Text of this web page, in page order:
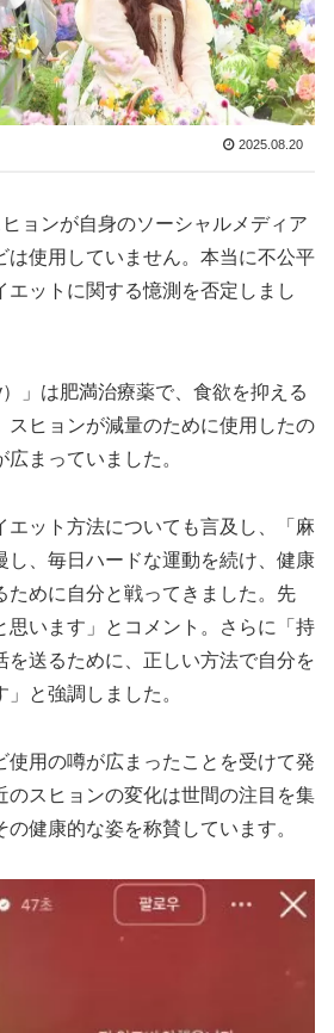
2025.08.20
ョンが自身のソーシャルメディア
は使用していません。本当に不公平
エットに関する憶測を否定しまし
）」は肥満治療薬で、食欲を抑える
スヒョンが減量のために使用したの
まっていました。
エット方法についても言及し、「麻
し、毎日ハードな運動を続け、健康
ために自分と戦ってきました。先
思います」とコメント。さらに「持
を送るために、正しい方法で自分を
と強調しました。
使用の噂が広まったことを受けて発
のスヒョンの変化は世間の注目を集
健康的な姿を称賛しています。